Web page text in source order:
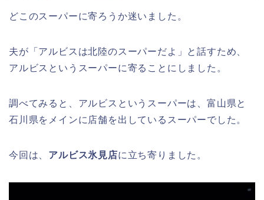
どこのスーパーに寄ろうか迷いました。
夫が「アルビスは北陸のスーパーだよ」と話すため、
アルビスというスーパーに寄ることにしました。
調べてみると、アルビスというスーパーは、富山県と
石川県をメインに店舗を出しているスーパーでした。
今回は、 アルビス氷見店に立ち寄りました。